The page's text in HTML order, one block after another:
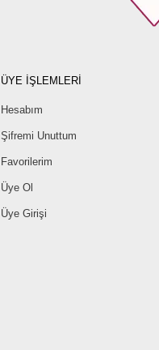
ÜYE İŞLEMLERİ
Hesabım
Şifremi Unuttum
Favorilerim
Üye Ol
Üye Girişi